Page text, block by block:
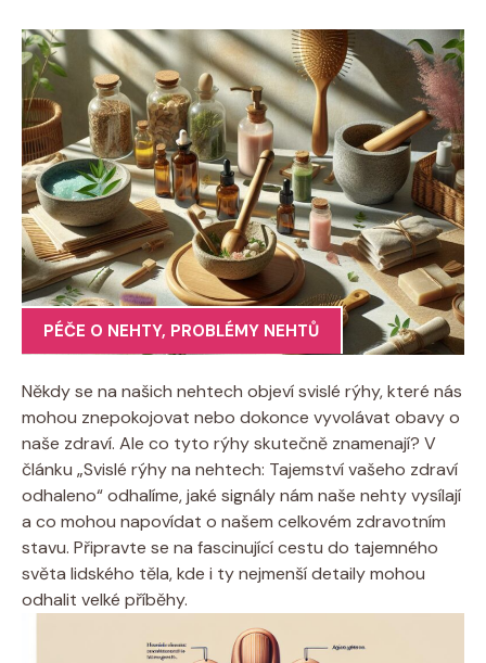
PÉČE O NEHTY, PROBLÉMY NEHTŮ
Někdy se na našich nehtech objeví svislé rýhy, které nás
mohou znepokojovat nebo dokonce vyvolávat obavy o
naše zdraví. Ale co tyto rýhy skutečně znamenají? V
článku „Svislé rýhy na nehtech: Tajemství vašeho zdraví
odhaleno“ odhalíme, jaké signály nám naše nehty vysílají
a co mohou napovídat o našem celkovém zdravotním
stavu. Připravte se na fascinující cestu do tajemného
světa lidského těla, kde i ty nejmenší detaily mohou
odhalit velké příběhy.